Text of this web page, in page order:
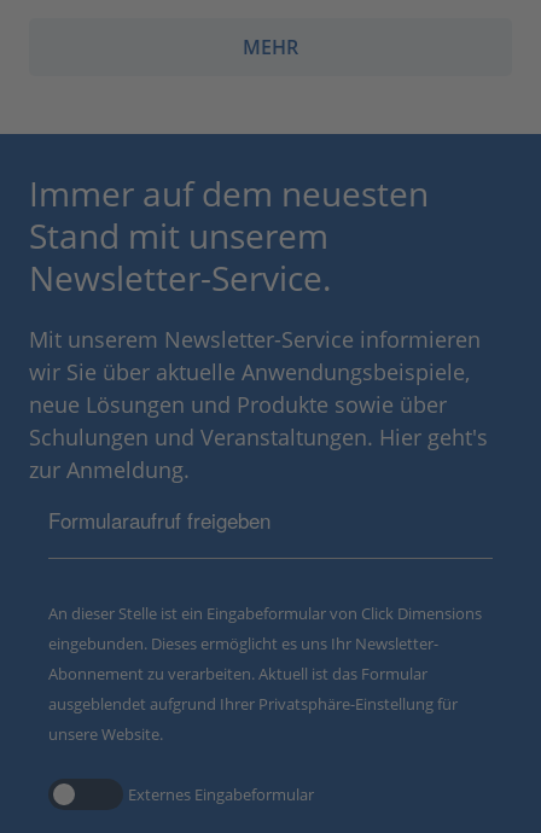
MEHR
Immer auf dem neuesten
Stand mit unserem
Newsletter-Service.
Mit unserem Newsletter-Service informieren
wir Sie über aktuelle Anwendungsbeispiele,
neue Lösungen und Produkte sowie über
Schulungen und Veranstaltungen. Hier geht's
zur Anmeldung.
Formularaufruf freigeben
An dieser Stelle ist ein Eingabeformular von Click Dimensions
eingebunden. Dieses ermöglicht es uns Ihr Newsletter-
Abonnement zu verarbeiten. Aktuell ist das Formular
ausgeblendet aufgrund Ihrer Privatsphäre-Einstellung für
unsere Website.
Externes Eingabeformular